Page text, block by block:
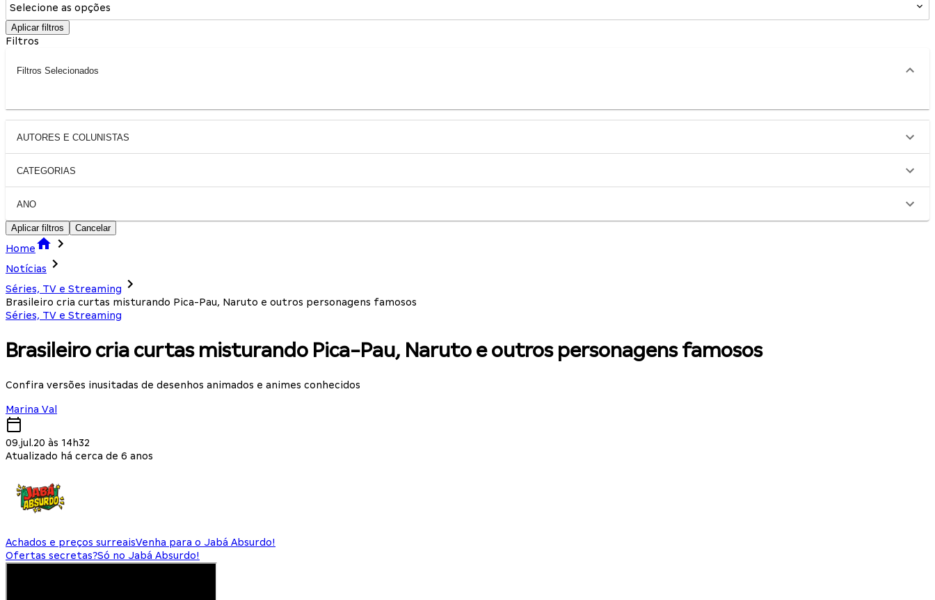
Selecione as opções
Aplicar filtros
Filtros
Filtros Selecionados
AUTORES E COLUNISTAS
CATEGORIAS
ANO
Aplicar filtros Cancelar
Home
Notícias
Séries, TV e Streaming
Brasileiro cria curtas misturando Pica-Pau, Naruto e outros personagens famosos
Séries, TV e Streaming
Brasileiro cria curtas misturando Pica-Pau, Naruto e outros personagens famosos
Confira versões inusitadas de desenhos animados e animes conhecidos
Marina Val
09.jul.20 às 14h32
Atualizado há cerca de 6 anos
Achados e preços surreaisVenha para o Jabá Absurdo!
Ofertas secretas?Só no Jabá Absurdo!